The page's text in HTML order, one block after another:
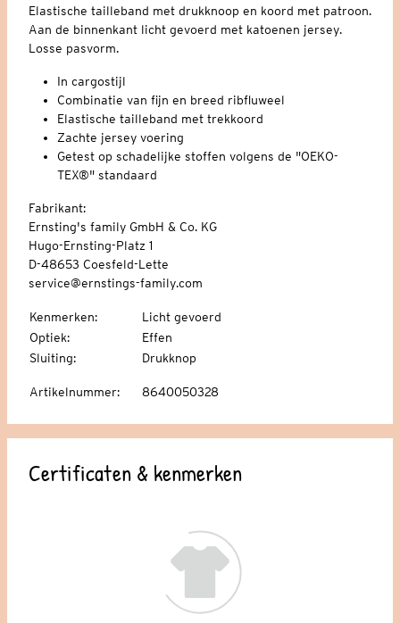
Elastische tailleband met drukknoop en koord met patroon.
Aan de binnenkant licht gevoerd met katoenen jersey.
Losse pasvorm.
In cargostijl
Combinatie van fijn en breed ribfluweel
Elastische tailleband met trekkoord
Zachte jersey voering
Getest op schadelijke stoffen volgens de "OEKO-
TEX®" standaard
Fabrikant:
Ernsting's family GmbH & Co. KG
Hugo-Ernsting-Platz 1
D-48653 Coesfeld-Lette
service@ernstings-family.com
Kenmerken:
Licht gevoerd
Optiek:
Effen
Sluiting: Drukknop
Artikelnummer: 8640050328
Certificaten & kenmerken